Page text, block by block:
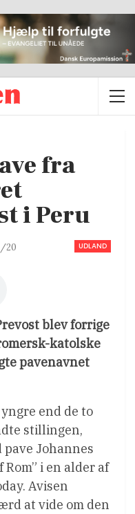
fra
i Peru
UDLAND
20
blev forrige
katolske
pavenavnet
end de to
stillingen,
Johannes
i en alder af
Avisen
at vide om den